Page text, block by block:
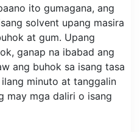
ito gumagana, ang
solvent upang masira
at gum. Upang
ganap na ibabad ang
ang buhok sa isang tasa
minuto at tanggalin
may mga daliri o isang